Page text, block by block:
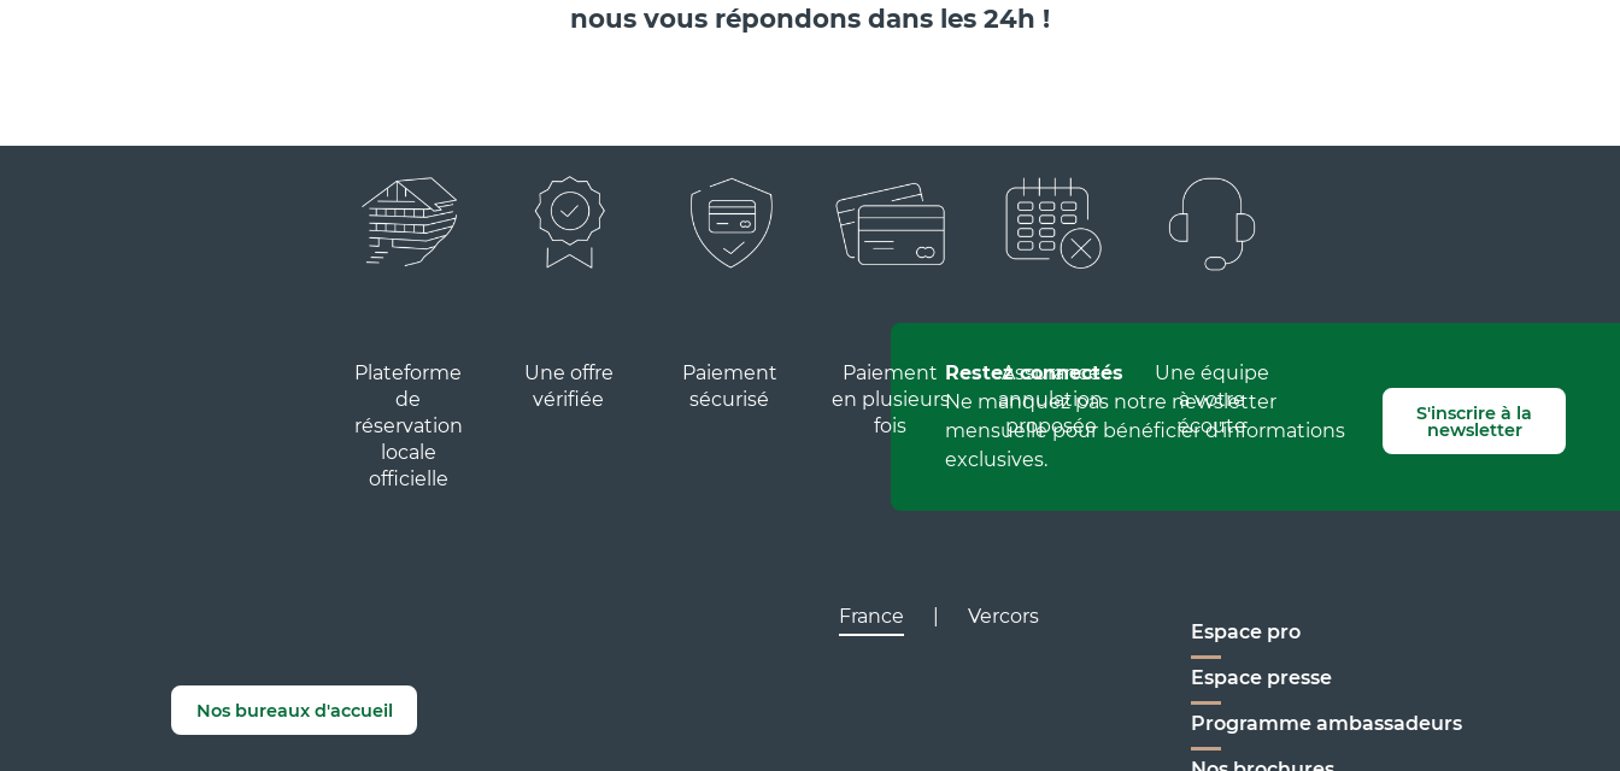
APPARTEMENT
LES AROLLES - Studio 4
personnes - 23 m²
Professionnel • Agence
nous vous répondons dans les 24h !
Plateforme
de
réservation
locale
officielle
Une offre
vérifiée
Paiement
sécurisé
Paiement
en plusieurs
fois
Assurance
annulation
proposée
Une équipe
à votre
écoute
Restez connectés
Ne manquez pas notre newsletter
mensuelle pour bénéficier d’informations
exclusives.
S'inscrire à la
newsletter
Nos bureaux d'accueil
France Vercors
Espace pro
Espace presse
Programme ambassadeurs